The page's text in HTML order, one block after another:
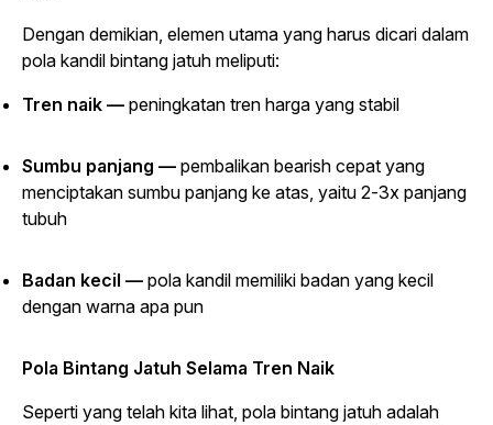
Dengan demikian, elemen utama yang harus dicari dalam
pola kandil bintang jatuh meliputi:
Tren naik — peningkatan tren harga yang stabil
Sumbu panjang — pembalikan bearish cepat yang
menciptakan sumbu panjang ke atas, yaitu 2-3x panjang
tubuh
Badan kecil — pola kandil memiliki badan yang kecil
dengan warna apa pun
Pola Bintang Jatuh Selama Tren Naik
Seperti yang telah kita lihat, pola bintang jatuh adalah